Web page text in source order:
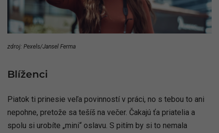
zdroj: Pexels/Jansel Ferma
Blíženci
Piatok ti prinesie veľa povinností v práci, no s tebou to ani
nepohne, pretože sa tešíš na večer. Čakajú ťa priatelia a
spolu si urobíte „mini“ oslavu. S pitím by si to nemala